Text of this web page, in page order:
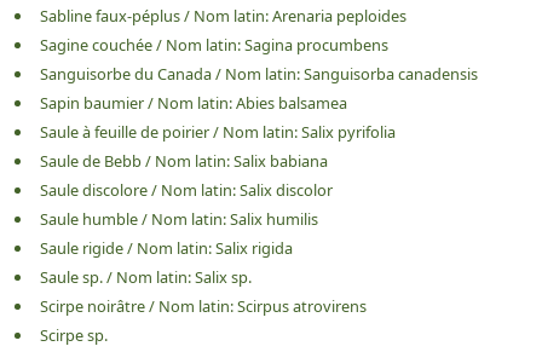
Sabline faux-péplus/ Nom latin:Arenaria peploides
Sagine couchée/ Nom latin:Sagina procumbens
Sanguisorbe du Canada/ Nom latin:Sanguisorba canadensis
Sapin baumier/ Nom latin:Abies balsamea
Saule à feuille de poirier/ Nom latin:Salix pyrifolia
Saule de Bebb/ Nom latin:Salix babiana
Saule discolore/ Nom latin:Salix discolor
Saule humble/ Nom latin:Salix humilis
Saule rigide/ Nom latin:Salix rigida
Saule sp./ Nom latin:Salix sp.
Scirpe noirâtre/ Nom latin:Scirpus atrovirens
Scirpe sp.